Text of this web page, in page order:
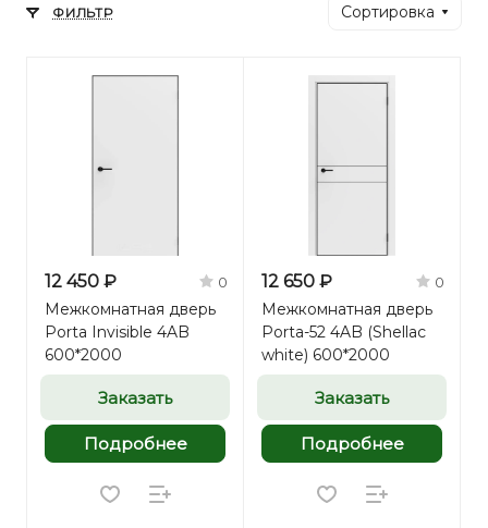
ФИЛЬТР Сортировка
12 450 ₽ 0
Межкомнатная дверь
Porta Invisible 4AB
600*2000
Заказать
Подробнее
12 650 ₽ 0
Межкомнатная дверь
Porta-52 4AB (Shellac
white) 600*2000
Заказать
Подробнее